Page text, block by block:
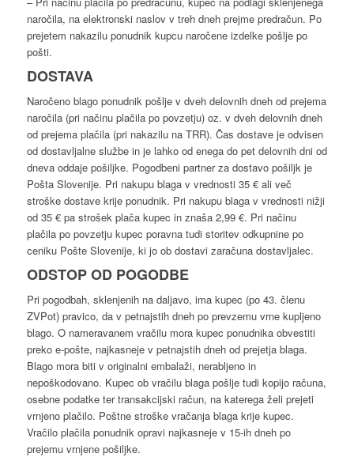
naročila, na elektronski naslov v treh dneh prejme predračun. Po
prejetem nakazilu ponudnik kupcu naročene izdelke pošlje po
pošti.
DOSTAVA
Naročeno blago ponudnik pošlje v dveh delovnih dneh od prejema
naročila (pri načinu plačila po povzetju) oz. v dveh delovnih dneh
od prejema plačila (pri nakazilu na TRR). Čas dostave je odvisen
od dostavljalne službe in je lahko od enega do pet delovnih dni od
dneva oddaje pošiljke. Pogodbeni partner za dostavo pošiljk je
Pošta Slovenije. Pri nakupu blaga v vrednosti 35 € ali več
stroške dostave krije ponudnik. Pri nakupu blaga v vrednosti nižji
od 35 € pa strošek plača kupec in znaša 2,99 €. Pri načinu
plačila po povzetju kupec poravna tudi storitev odkupnine po
ceniku Pošte Slovenije, ki jo ob dostavi zaračuna dostavljalec.
ODSTOP OD POGODBE
Pri pogodbah, sklenjenih na daljavo, ima kupec (po 43. členu
ZVPot) pravico, da v petnajstih dneh po prevzemu vrne kupljeno
blago. O nameravanem vračilu mora kupec ponudnika obvestiti
preko e-pošte, najkasneje v petnajstih dneh od prejetja blaga.
Blago mora biti v originalni embalaži, nerabljeno in
nepoškodovano. Kupec ob vračilu blaga pošlje tudi kopijo računa,
osebne podatke ter transakcijski račun, na katerega želi prejeti
vrnjeno plačilo. Poštne stroške vračanja blaga krije kupec.
Vračilo plačila ponudnik opravi najkasneje v 15-ih dneh po
prejemu vrnjene pošiljke.